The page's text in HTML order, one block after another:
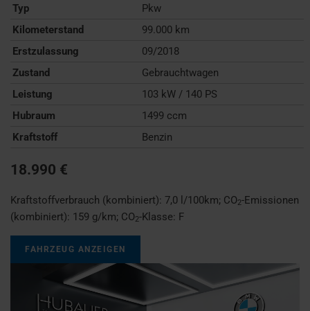
Typ
Pkw
Kilometerstand
99.000 km
Erstzulassung
09/2018
Zustand
Gebrauchtwagen
Leistung
103 kW / 140 PS
Hubraum
1499 ccm
Kraftstoff
Benzin
18.990 €
Kraftstoffverbrauch (kombiniert): 7,0 l/100km; CO2-Emissionen
(kombiniert): 159 g/km; CO2-Klasse: F
FAHRZEUG ANZEIGEN